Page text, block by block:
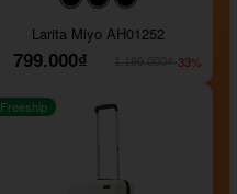
#000000#000000
Larita Miyo AH01252
799.000₫
-33%
Freeship